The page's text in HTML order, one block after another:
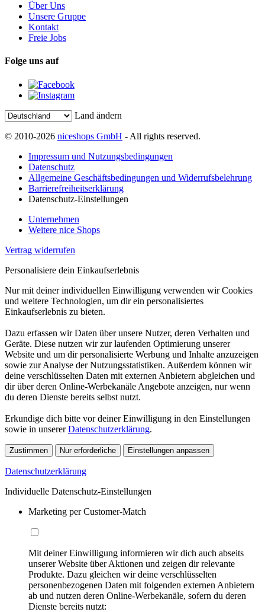
Über Uns
Unsere Gruppe
Kontakt
Freie Jobs
Folge uns auf
Land ändern
© 2010-2026 niceshops GmbH - All rights reserved.
Impressum und Nutzungsbedingungen
Datenschutz
Allgemeine Geschäftsbedingungen und Widerrufsbelehrung
Barrierefreiheitserklärung
Datenschutz-Einstellungen
Unternehmen
Weitere nice Shops
Vertrag widerrufen
Personalisiere dein Einkaufserlebnis
Nur mit deiner individuellen Einwilligung verwenden wir Cookies
und weitere Technologien, um dir ein personalisiertes
Einkaufserlebnis zu bieten.
Dazu erfassen wir Daten über unsere Nutzer, deren Verhalten und
Geräte. Diese nutzen wir zur laufenden Optimierung unserer
Website und um dir personalisierte Werbung und Inhalte anzuzeigen
sowie zur Analyse der Nutzungsstatistiken. Außerdem können wir
deine verschlüsselten Daten mit externen Anbietern abgleichen und
dir über deren Online-Werbekanäle Angebote anzeigen, nur wenn
du deren Dienste bereits selbst nutzt.
Erkundige dich bitte vor deiner Einwilligung in den Einstellungen
sowie in unsererDatenschutzerklärung.
Zustimmen Nur erforderliche Einstellungen anpassen
Datenschutzerklärung
Individuelle Datenschutz-Einstellungen
Marketing per Customer-Match
Mit deiner Einwilligung informieren wir dich auch abseits
unserer Website über Aktionen und zeigen dir relevante
Produkte. Dazu gleichen wir deine verschlüsselten
personenbezogenen Daten mit folgenden externen Anbietern
ab und nutzen deren Online-Werbekanäle, sofern du deren
Dienste bereits nutzt: